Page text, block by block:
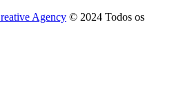
Agency © 2024 Todos os